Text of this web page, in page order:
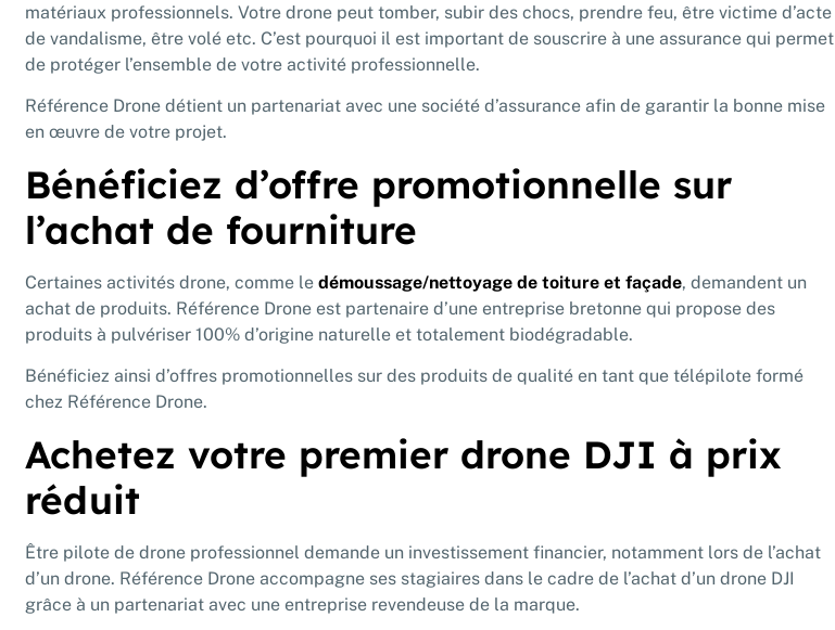
matériaux professionnels. Votre drone peut tomber, subir des chocs, prendre feu, être victime d’acte
de vandalisme, être volé etc. C’est pourquoi il est important de souscrire à une assurance qui permet
de protéger l’ensemble de votre activité professionnelle.
Référence Drone détient un partenariat avec une société d’assurance afin de garantir la bonne mise
en œuvre de votre projet.
Bénéficiez d’offre promotionnelle sur
l’achat de fourniture
Certaines activités drone, comme ledémoussage/nettoyage de toiture et façade, demandent un
achat de produits. Référence Drone est partenaire d’une entreprise bretonne qui propose des
produits à pulvériser 100% d’origine naturelle et totalement biodégradable.
Bénéficiez ainsi d’offres promotionnelles sur des produits de qualité en tant que télépilote formé
chez Référence Drone.
Achetez votre premier drone DJI à prix
réduit
Être pilote de drone professionnel demande un investissement financier, notamment lors de l’achat
d’un drone. Référence Drone accompagne ses stagiaires dans le cadre de l’achat d’un drone DJI
grâce à un partenariat avec une entreprise revendeuse de la marque.